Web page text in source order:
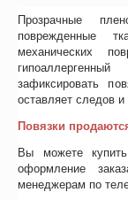
Прозрачные
поврежденные
механических
зафиксировать
оставляет следов и
Повязки
Вы можете
оформление
менеджерам по